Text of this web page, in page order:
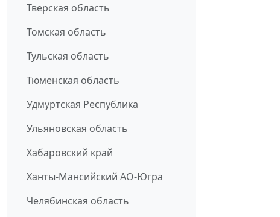
Тверская область
Томская область
Тульская область
Тюменская область
Удмуртская Республика
Ульяновская область
Хабаровский край
Ханты-Мансийский АО-Югра
Челябинская область